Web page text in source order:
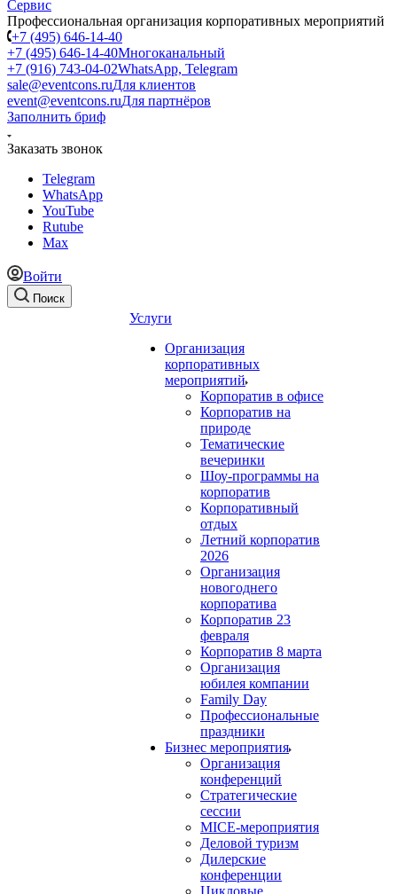
Профессиональная организация корпоративных мероприятий
+7 (495) 646-14-40
+7 (495) 646-14-40Многоканальный
+7 (916) 743-04-02WhatsApp, Telegram
sale@eventcons.ruДля клиентов
event@eventcons.ruДля партнёров
Заполнить бриф
Заказать звонок
Telegram
WhatsApp
YouTube
Rutube
Max
Войти
Поиск
Услуги
Организация
корпоративных
мероприятий
Корпоратив в офисе
Корпоратив на
природе
Тематические
вечеринки
Шоу-программы на
корпоратив
Корпоративный
отдых
Летний корпоратив
2026
Организация
новогоднего
корпоратива
Корпоратив 23
февраля
Корпоратив 8 марта
Организация
юбилея компании
Family Day
Профессиональные
праздники
Бизнес мероприятия
Организация
конференций
Стратегические
сессии
MICE-мероприятия
Деловой туризм
Дилерские
конференции
Цикловые